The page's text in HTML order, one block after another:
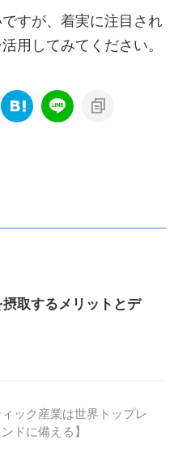
すが、着実に注目され
用してみてください。
取するメリットとデ
ック産業は世界トップレ
ドに備える】